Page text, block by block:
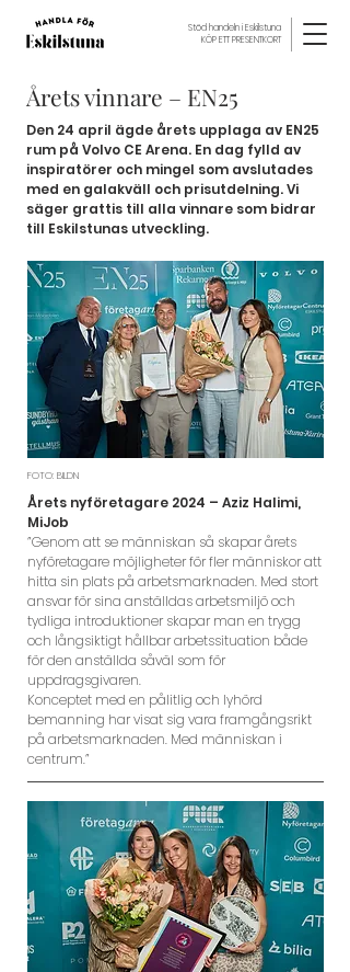
Stöd handeln i Eskilstuna
KÖP ETT PRESENTKORT
Årets vinnare – EN25
Den 24 april ägde årets upplaga av EN25
rum på Volvo CE Arena. En dag fylld av
inspiratörer och mingel som avslutades
med en galakväll och prisutdelning. Vi
säger grattis till alla vinnare som bidrar
till Eskilstunas utveckling.
FOTO: BILDN
Årets nyföretagare 2024 – Aziz Halimi,
MiJob
”Genom att se människan så skapar årets
nyföretagare möjligheter för fler människor att
hitta sin plats på arbetsmarknaden. Med stort
ansvar för sina anställdas arbetsmiljö och
tydliga introduktioner skapar man en trygg
och långsiktigt hållbar arbetssituation både
för den anställda såväl som för
uppdragsgivaren.
Konceptet med en pålitlig och lyhörd
bemanning har visat sig vara framgångsrikt
på arbetsmarknaden. Med människan i
centrum.”